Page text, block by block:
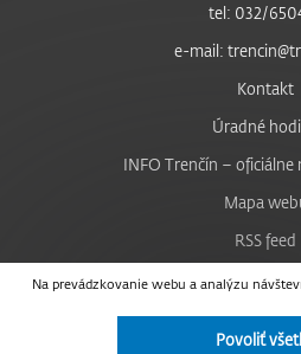
Na prevádzkovanie webu a analýzu
Povoliť
tel: 032/6504
e-mail:
Kontakt
Úradné
INFO Trenčín – oficiálne
Mapa
RSS feed
Nastavenie
Facebook